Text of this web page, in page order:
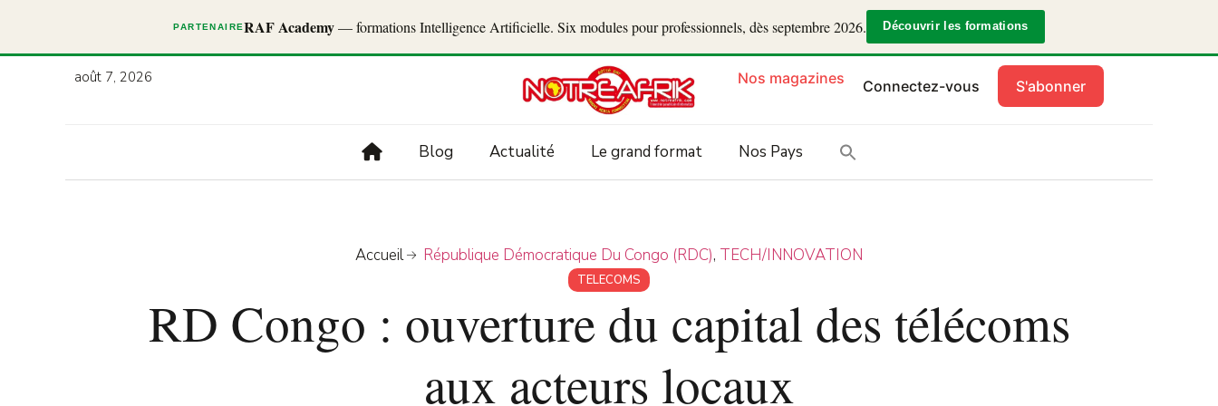
PARTENAIRERAF Academy— formations Intelligence Artificielle. Six modules pour professionnels, dès septembre 2026. Découvrir les formations
août 7, 2026 Nos magazines Connectez-vous S'abonner
Blog Actualité Le grand format Nos Pays
Accueil République Démocratique Du Congo (RDC), TECH/INNOVATION
TELECOMS
RD Congo : ouverture du capital des télécoms
aux acteurs locaux